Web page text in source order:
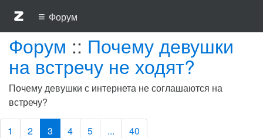
≡ Форум
Форум :: Почему девушки
на встречу не ходят?
Почему девушки с интернета не соглашаются на
встречу?
1 2 3 4 5 ... 40